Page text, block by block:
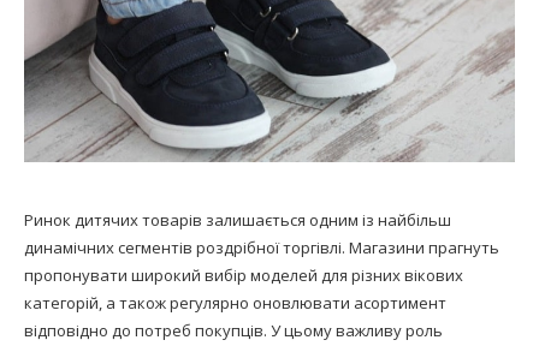
Ринок дитячих товарів залишається одним із найбільш
динамічних сегментів роздрібної торгівлі. Магазини прагнуть
пропонувати широкий вибір моделей для різних вікових
категорій, а також регулярно оновлювати асортимент
відповідно до потреб покупців. У цьому важливу роль